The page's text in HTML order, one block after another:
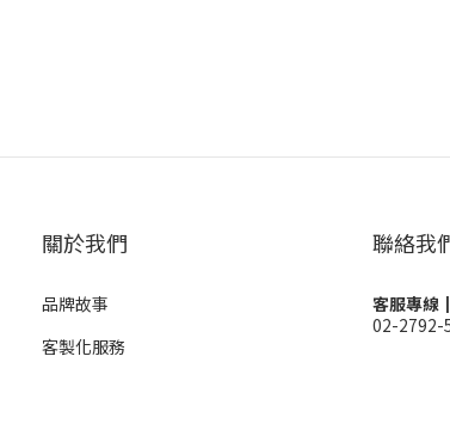
關於我們
品牌故事
客製化服務
聯絡我
客服專線
02-2792-